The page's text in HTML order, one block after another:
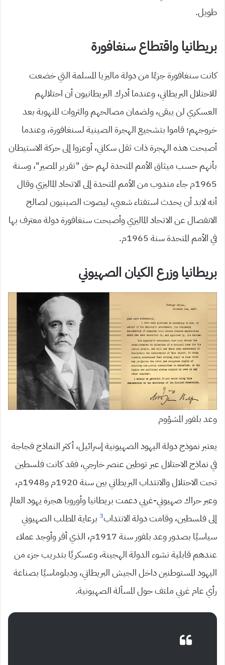
طويل.
بريطانيا واقتطاع سنغافورة
كانت سنغافورة جزءًا من دولة ماليزيا المسلمة التي خضعت
للاحتلال البريطاني، وعندما أدرك البريطانيون أن احتلالهم
العسكري لن يبقى، ولضمان مصالحهم والثروات المنهوبة بعد
خروجهم؛ قاموا بتشجيع الهجرة الصينية لسنغافورة، وعندما
أصبحت هذه الهجرة ذات ثقل سكاني، أوعزوا إلى حركة الاستيطان
بأنهم حسب ميثاق الأمم المتحدة لهم حق “تقرير المصير”، وسنة
1965م جاء مندوب من الأمم المتحدة إلى الاتحاد الماليزي وقال
أنه لابد أن يحدث استفتاء شعبي، ليصوت الصينيون لصالح
الانفصال عن الاتحاد الماليزي وأصبحت سنغافورة دولة معترف بها
في الأمم المتحدة سنة 1965م.
بريطانيا وزرع الكيان الصهيوني
وعد بلفور المشؤوم
يعتبر نموذج دولة اليهود الصهيونية إسرائيل، أكثر النماذج فجاجة
في نماذج الاحتلال عبر توطين عنصر خارجي، فقد كانت فلسطين
تحت الاحتلال والانتداب البريطاني بين سنة 1920م و1948م،
وعبر حراك صهيوني-غربي دعمت بريطانيا وأوروبا هجرة يهود العالم
إلى فلسطين، وقامت دولة الانتداب3 برعاية المطلب الصهيوني
سياسيًا بصدور وعد بلفور سنة 1917م، الذي أقر وأوجد عملاء
عندهم قابلية نشوء الدولة الهجينة، وعسكريًا بتدريب جزء من
اليهود المستوطنين داخل الجيش البريطاني، ودبلوماسيًا بصناعة
رأي عام غربي ملتف حول المسألة الصهيونية.